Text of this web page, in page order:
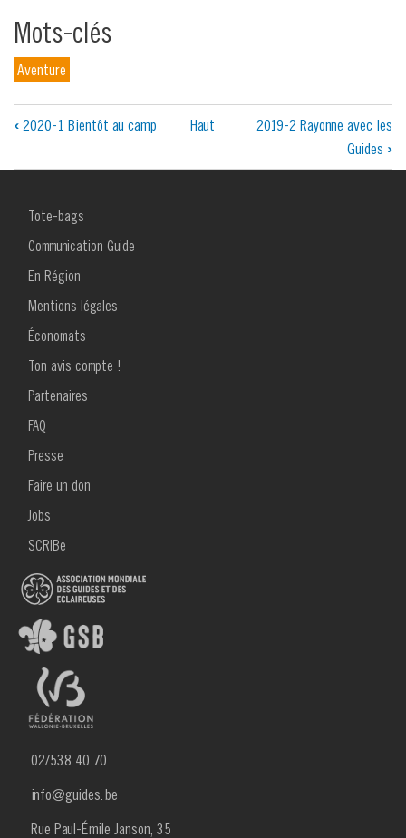
Mots-clés
Aventure
Liens
livre
pour
2019-
Tes
projets
Aventures
‹2020-1 Bientôt au camp Haut
2019-2 Rayonne avec les
Guides ›
MENU
FOOTER
Tote-bags
Communication Guide
En Région
Mentions légales
Économats
Ton avis compte !
MENU
FOOTER
Partenaires
FAQ
Presse
Faire un don
Jobs
SCRIBe
02/538.40.70
info@guides.be
Rue Paul-Émile Janson, 35